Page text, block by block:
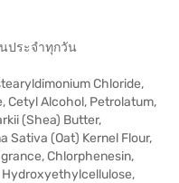
ประจำทุกวัน
Chloride,
Cetyl Alcohol, Petrolatum,
(Shea) Butter,
Sativa (Oat) Kernel Flour,
Chlorphenesin,